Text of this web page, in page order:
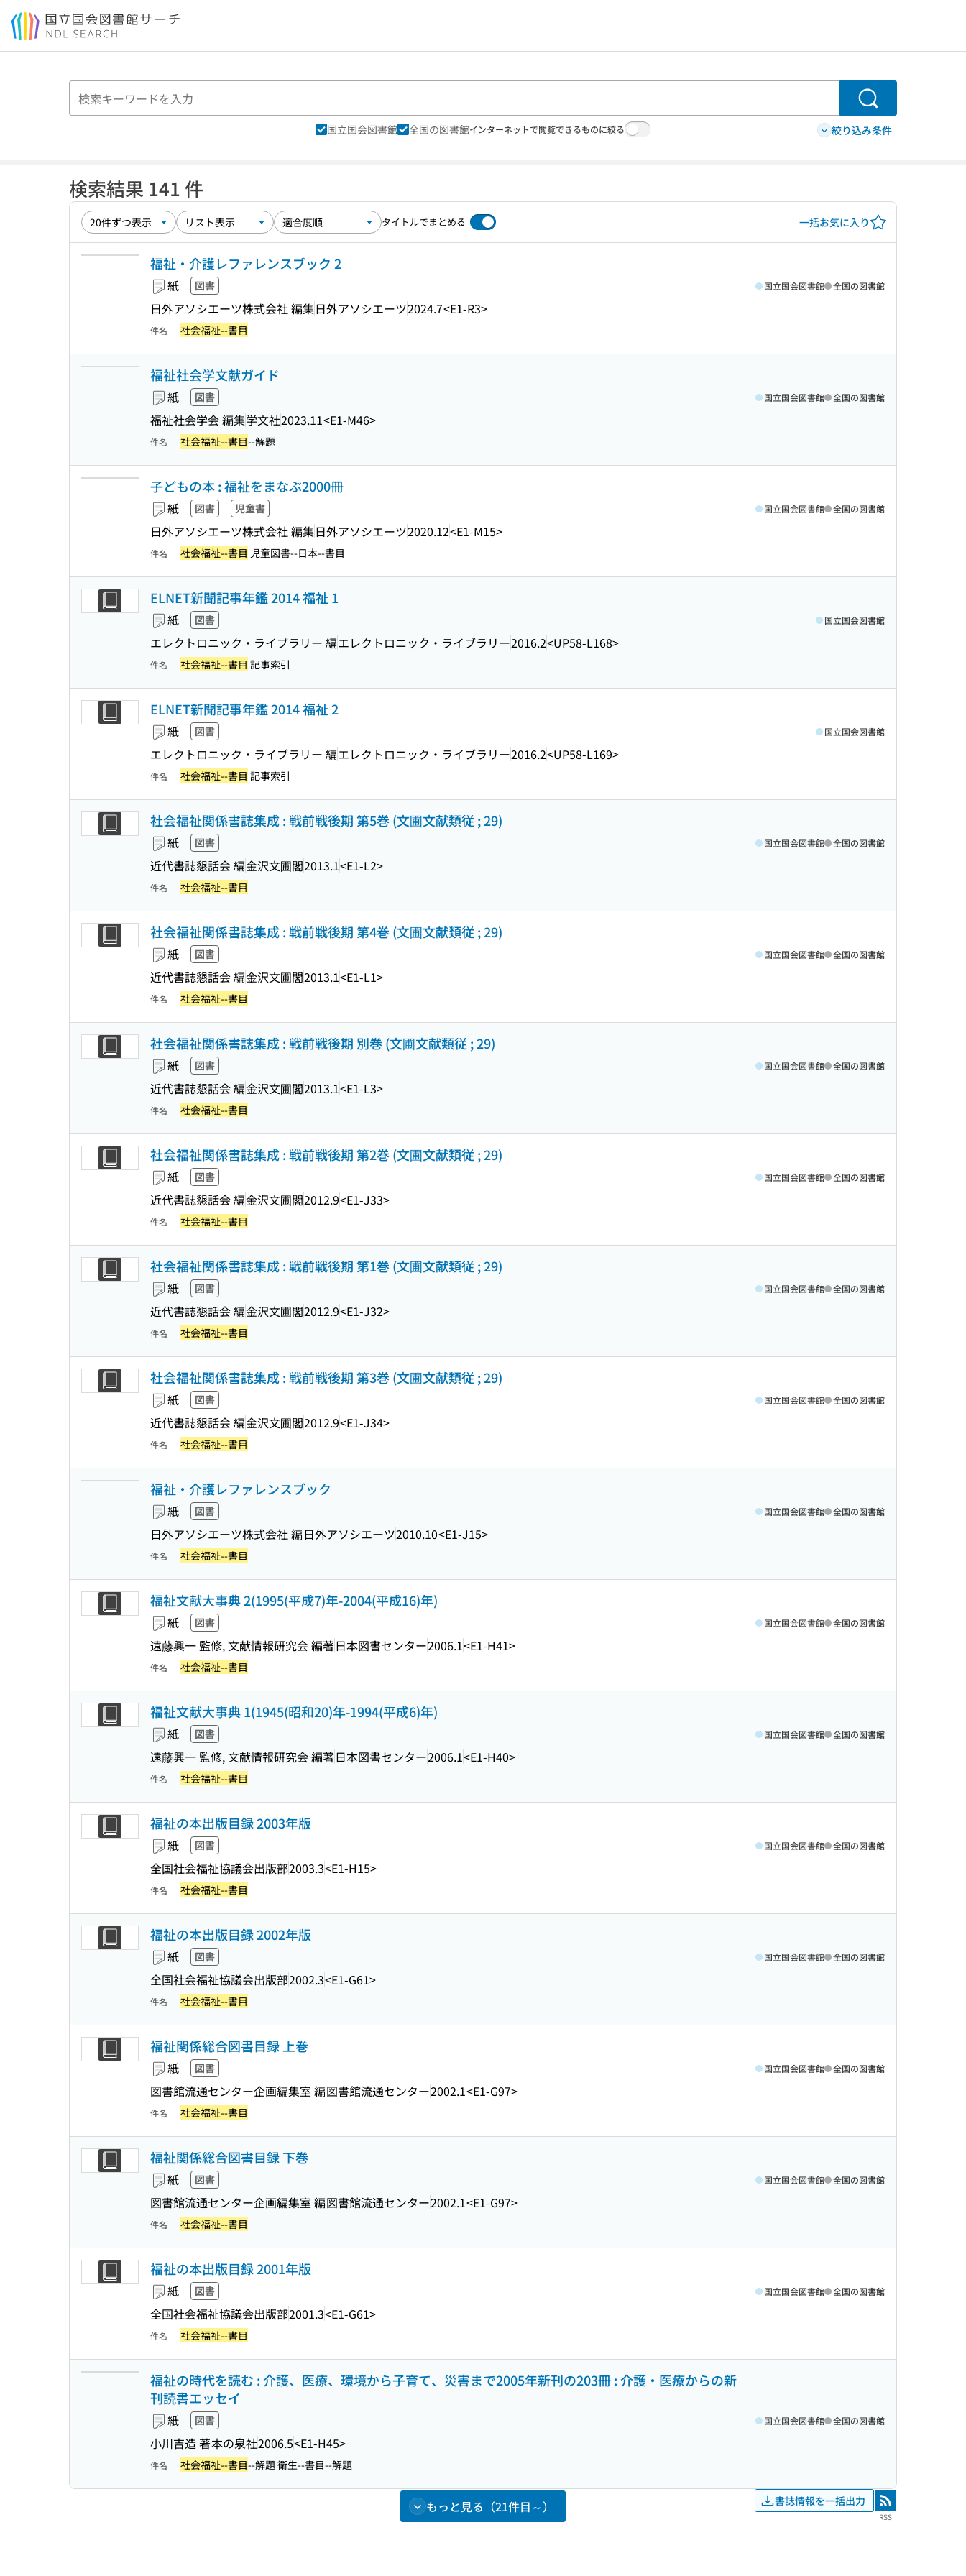
本文へ移動
検索
国立国会図書館 全国の図書館インターネットで閲覧できるものに絞る 絞り込み条件
検索結果 141 件
タイトルでまとめる 一括お気に入り
福祉・介護レファレンスブック 2
紙 図書
日外アソシエーツ株式会社 編集日外アソシエーツ2024.7<E1-R3>
国立国会図書館 全国の図書館
件名 社会福祉--書目
福祉社会学文献ガイド
紙 図書
福祉社会学会 編集学文社2023.11<E1-M46>
国立国会図書館 全国の図書館
件名 社会福祉--書目--解題
子どもの本 : 福祉をまなぶ2000冊
紙 図書 児童書
日外アソシエーツ株式会社 編集日外アソシエーツ2020.12<E1-M15>
国立国会図書館 全国の図書館
件名 社会福祉--書目 児童図書--日本--書目
ELNET新聞記事年鑑 2014 福祉 1
紙 図書
エレクトロニック・ライブラリー 編エレクトロニック・ライブラリー2016.2<UP58-L168>
国立国会図書館
件名 社会福祉--書目 記事索引
ELNET新聞記事年鑑 2014 福祉 2
紙 図書
エレクトロニック・ライブラリー 編エレクトロニック・ライブラリー2016.2<UP58-L169>
国立国会図書館
件名 社会福祉--書目 記事索引
社会福祉関係書誌集成 : 戦前戦後期 第5巻 (文圃文献類従 ; 29)
紙 図書
近代書誌懇話会 編金沢文圃閣2013.1<E1-L2>
国立国会図書館 全国の図書館
件名 社会福祉--書目
社会福祉関係書誌集成 : 戦前戦後期 第4巻 (文圃文献類従 ; 29)
紙 図書
近代書誌懇話会 編金沢文圃閣2013.1<E1-L1>
国立国会図書館 全国の図書館
件名 社会福祉--書目
社会福祉関係書誌集成 : 戦前戦後期 別巻 (文圃文献類従 ; 29)
紙 図書
近代書誌懇話会 編金沢文圃閣2013.1<E1-L3>
国立国会図書館 全国の図書館
件名 社会福祉--書目
社会福祉関係書誌集成 : 戦前戦後期 第2巻 (文圃文献類従 ; 29)
紙 図書
近代書誌懇話会 編金沢文圃閣2012.9<E1-J33>
国立国会図書館 全国の図書館
件名 社会福祉--書目
社会福祉関係書誌集成 : 戦前戦後期 第1巻 (文圃文献類従 ; 29)
紙 図書
近代書誌懇話会 編金沢文圃閣2012.9<E1-J32>
国立国会図書館 全国の図書館
件名 社会福祉--書目
社会福祉関係書誌集成 : 戦前戦後期 第3巻 (文圃文献類従 ; 29)
紙 図書
近代書誌懇話会 編金沢文圃閣2012.9<E1-J34>
国立国会図書館 全国の図書館
件名 社会福祉--書目
福祉・介護レファレンスブック
紙 図書
日外アソシエーツ株式会社 編日外アソシエーツ2010.10<E1-J15>
国立国会図書館 全国の図書館
件名 社会福祉--書目
福祉文献大事典 2(1995(平成7)年-2004(平成16)年)
紙 図書
遠藤興一 監修, 文献情報研究会 編著日本図書センター2006.1<E1-H41>
国立国会図書館 全国の図書館
件名 社会福祉--書目
福祉文献大事典 1(1945(昭和20)年-1994(平成6)年)
紙 図書
遠藤興一 監修, 文献情報研究会 編著日本図書センター2006.1<E1-H40>
国立国会図書館 全国の図書館
件名 社会福祉--書目
福祉の本出版目録 2003年版
紙 図書
全国社会福祉協議会出版部2003.3<E1-H15>
国立国会図書館 全国の図書館
件名 社会福祉--書目
福祉の本出版目録 2002年版
紙 図書
全国社会福祉協議会出版部2002.3<E1-G61>
国立国会図書館 全国の図書館
件名 社会福祉--書目
福祉関係総合図書目録 上巻
紙 図書
図書館流通センター企画編集室 編図書館流通センター2002.1<E1-G97>
国立国会図書館 全国の図書館
件名 社会福祉--書目
福祉関係総合図書目録 下巻
紙 図書
図書館流通センター企画編集室 編図書館流通センター2002.1<E1-G97>
国立国会図書館 全国の図書館
件名 社会福祉--書目
福祉の本出版目録 2001年版
紙 図書
全国社会福祉協議会出版部2001.3<E1-G61>
国立国会図書館 全国の図書館
件名 社会福祉--書目
福祉の時代を読む : 介護、医療、環境から子育て、災害まで2005年新刊の203冊 : 介護・医療からの新
刊読書エッセイ
紙 図書
小川吉造 著本の泉社2006.5<E1-H45>
国立国会図書館 全国の図書館
件名 社会福祉--書目--解題 衛生--書目--解題
もっと見る（21件目～） 書誌情報を一括出力 RSS
RSS